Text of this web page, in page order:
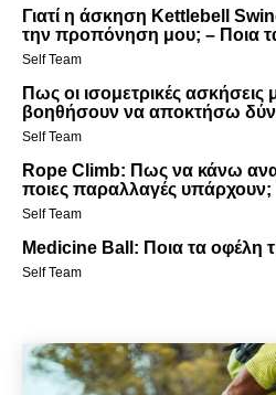
Γιατί η άσκηση Kettlebell
την προπόνηση μου; – Ποια
Self Team
Πως οι ισομετρικές
βοηθήσουν να αποκτήσω
Self Team
Rope Climb: Πως να κάνω
ποιες παραλλαγές υπάρχουν;
Self Team
Medicine Ball: Ποια τα οφέλη
Self Team